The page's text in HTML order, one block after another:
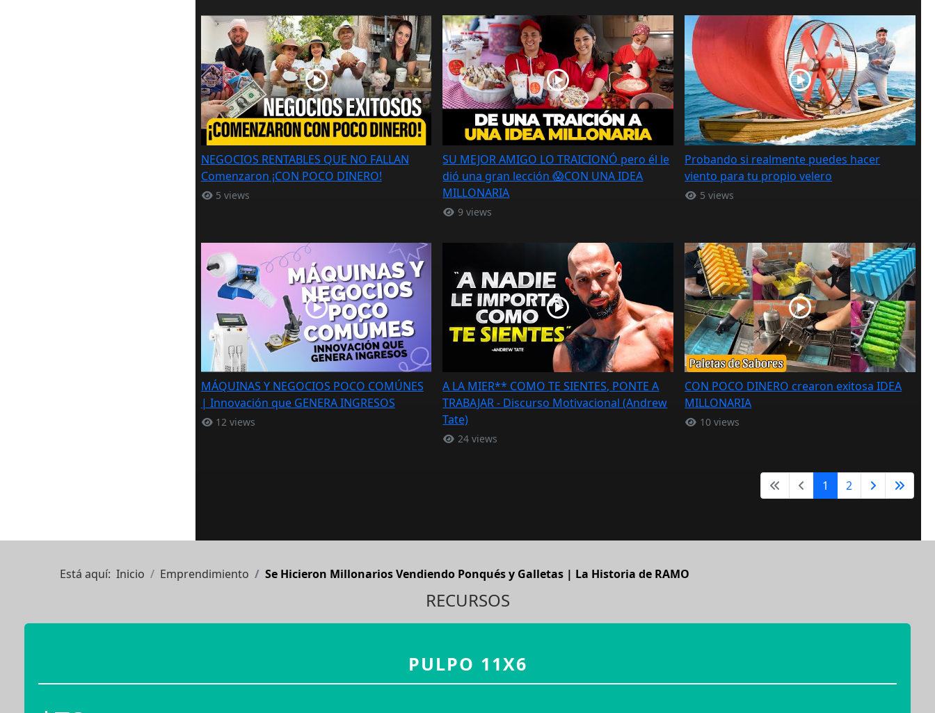
NEGOCIOS RENTABLES QUE NO FALLAN
Comenzaron ¡CON POCO DINERO!
5 views
SU MEJOR AMIGO LO TRAICIONÓ pero él le
dió una gran lección 😱CON UNA IDEA
MILLONARIA
9 views
Probando si realmente puedes hacer
viento para tu propio velero
5 views
MÁQUINAS Y NEGOCIOS POCO COMÚNES
| Innovación que GENERA INGRESOS
12 views
A LA MIER** COMO TE SIENTES, PONTE A
TRABAJAR - Discurso Motivacional (Andrew
Tate)
24 views
CON POCO DINERO crearon exitosa IDEA
MILLONARIA
10 views
1 2
Está aquí: Inicio Emprendimiento Se Hicieron Millonarios Vendiendo Ponqués y Galletas | La Historia de RAMO
RECURSOS
PULPO 11X6